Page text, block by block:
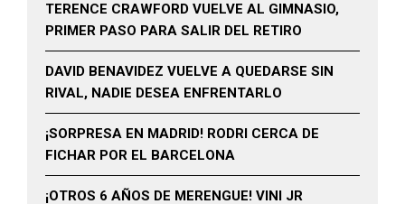
TERENCE CRAWFORD VUELVE AL GIMNASIO,
PRIMER PASO PARA SALIR DEL RETIRO
DAVID BENAVIDEZ VUELVE A QUEDARSE SIN
RIVAL, NADIE DESEA ENFRENTARLO
¡SORPRESA EN MADRID! RODRI CERCA DE
FICHAR POR EL BARCELONA
¡OTROS 6 AÑOS DE MERENGUE! VINI JR